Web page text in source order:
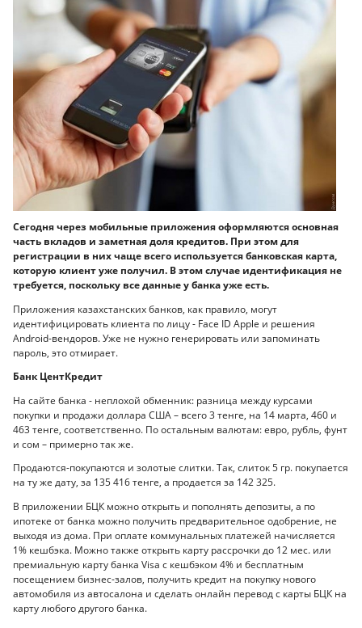
Сегодня через мобильные приложения оформляются основная
часть вкладов и заметная доля кредитов. При этом для
регистрации в них чаще всего используется банковская карта,
которую клиент уже получил. В этом случае идентификация не
требуется, поскольку все данные у банка уже есть.
Приложения казахстанских банков, как правило, могут
идентифицировать клиента по лицу - Face ID Apple и решения
Android-вендоров. Уже не нужно генерировать или запоминать
пароль, это отмирает.
Банк ЦентКредит
На сайте банка - неплохой обменник: разница между курсами
покупки и продажи доллара США – всего 3 тенге, на 14 марта, 460 и
463 тенге, соответственно. По остальным валютам: евро, рубль, фунт
и сом – примерно так же.
Продаются-покупаются и золотые слитки. Так, слиток 5 гр. покупается
на ту же дату, за 135 416 тенге, а продается за 142 325.
В приложении БЦК можно открыть и пополнять депозиты, а по
ипотеке от банка можно получить предварительное одобрение, не
выходя из дома. При оплате коммунальных платежей начисляется
1% кешбэка. Можно также открыть карту рассрочки до 12 мес. или
премиальную карту банка Visa с кешбэком 4% и бесплатным
посещением бизнес-залов, получить кредит на покупку нового
автомобиля из автосалона и сделать онлайн перевод с карты БЦК на
карту любого другого банка.